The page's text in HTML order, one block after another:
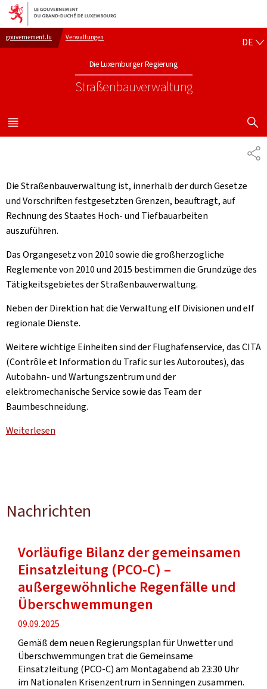
Zur Hauptnavigation
Zum Inhalt
gouvernement.lu Verwaltungen
Die Luxemburger Regierung
Straßenbauverwaltung
DE
MENÜ
HAUPT-
Die Straßenbauverwaltung ist, innerhalb der durch Gesetze
und Vorschriften festgesetzten Grenzen, beauftragt, auf
Rechnung des Staates Hoch- und Tiefbauarbeiten
auszuführen.
Das Organgesetz von 2010 sowie die großherzogliche
Reglemente von 2010 und 2015 bestimmen die Grundzüge des
Tätigkeitsgebietes der Straßenbauverwaltung.
Neben der Direktion hat die Verwaltung elf Divisionen und elf
regionale Dienste.
Weitere wichtige Einheiten sind der Flughafenservice, das CITA
(Contrôle et Information du Trafic sur les Autoroutes), das
Autobahn- und Wartungszentrum und der
elektromechanische Service sowie das Team der
Baumbeschneidung.
Weiterlesen
Nachrichten
Vorläufige Bilanz der gemeinsamen
Einsatzleitung (PCO-C) –
außergewöhnliche Regenfälle und
Überschwemmungen
Veröffentlichung
09.09.2025
Gemäß dem neuen Regierungsplan für Unwetter und
Überschwemmungen trat die Gemeinsame
Einsatzleitung (PCO-C) am Montagabend ab 23:30 Uhr
im Nationalen Krisenzentrum in Senningen zusammen.